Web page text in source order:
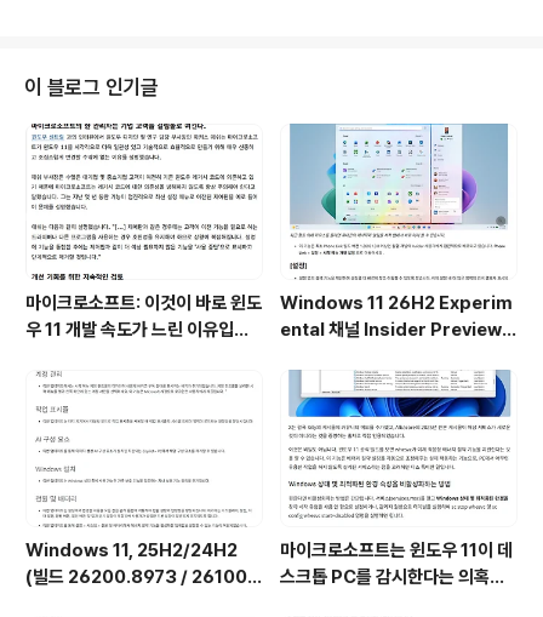
보안 버그 수정 업데이트) --- 자동 업데이트 [선택적 업
데이트] 항목에 나타남 (Windows 10 20H2 및 21H2에
대한 선택적 업데이트가 더 이상 없습니다.)대역 외(OO
B) 업데이트 : 새로 발견된 문제..
이 블로그 인기글
마이크로소프트: 이것이 바로 윈도
우 11 개발 속도가 느린 이유입니
Windows 11 26H2 Experim
ental 채널 Insider Preview
업데이트(KB5101682) 통합 []
Windows 11, 25H2/24H2
(빌드 26200.8973 / 26100.
마이크로소프트는 윈도우 11이 데
스크톱 PC를 감시한다는 의혹을